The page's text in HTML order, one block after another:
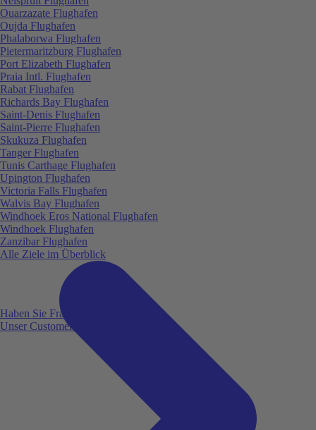
Haben Sie Fragen?
Unser Customer Service ist für Sie da!
Ouarzazate Flughafen
Oujda Flughafen
Phalaborwa Flughafen
Pietermaritzburg Flughafen
Port Elizabeth Flughafen
Praia Intl. Flughafen
Rabat Flughafen
Richards Bay Flughafen
Saint-Denis Flughafen
Saint-Pierre Flughafen
Skukuza Flughafen
Tanger Flughafen
Tunis Carthage Flughafen
Upington Flughafen
Victoria Falls Flughafen
Walvis Bay Flughafen
Windhoek Eros National Flughafen
Windhoek Flughafen
Zanzibar Flughafen
Alle Ziele im Überblick